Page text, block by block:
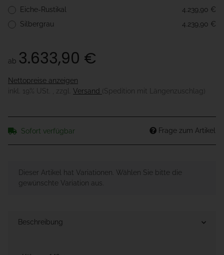
Eiche-Rustikal
4.239,90 €
Silbergrau
4.239,90 €
ab 3.633,90 €
Nettopreise anzeigen
inkl. 19% USt. , zzgl. Versand (Spedition mit Längenzuschlag)
Sofort verfügbar Frage zum Artikel
xDieser Artikel hat Variationen. Wählen Sie bitte die
gewünschte Variation aus.
Beschreibung